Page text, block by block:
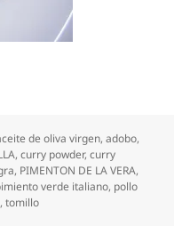
de oliva virgen,adobo,
,curry powder,curry
, PIMENTON DE LA VERA,
verde italiano, pollo
,tomillo
adobado con especias en salsa